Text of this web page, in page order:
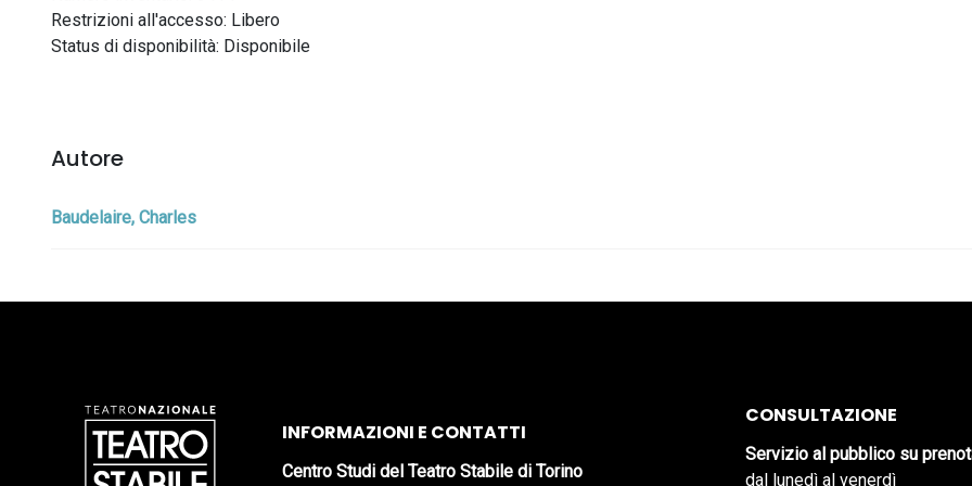
Restrizioni all'accesso: Libero
Status di disponibilità: Disponibile
Autore
Baudelaire, Charles
INFORMAZIONI E CONTATTI
Centro Studi del Teatro Stabile di Torino
CONSULTAZIONE
Servizio al pubblico su
dal lunedì al venerdì